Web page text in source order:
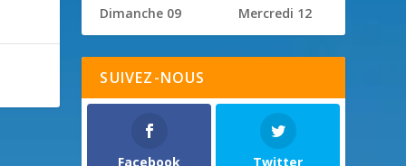
Dimanche 09 Mercredi 12
SUIVEZ-NOUS
Facebook Twitter